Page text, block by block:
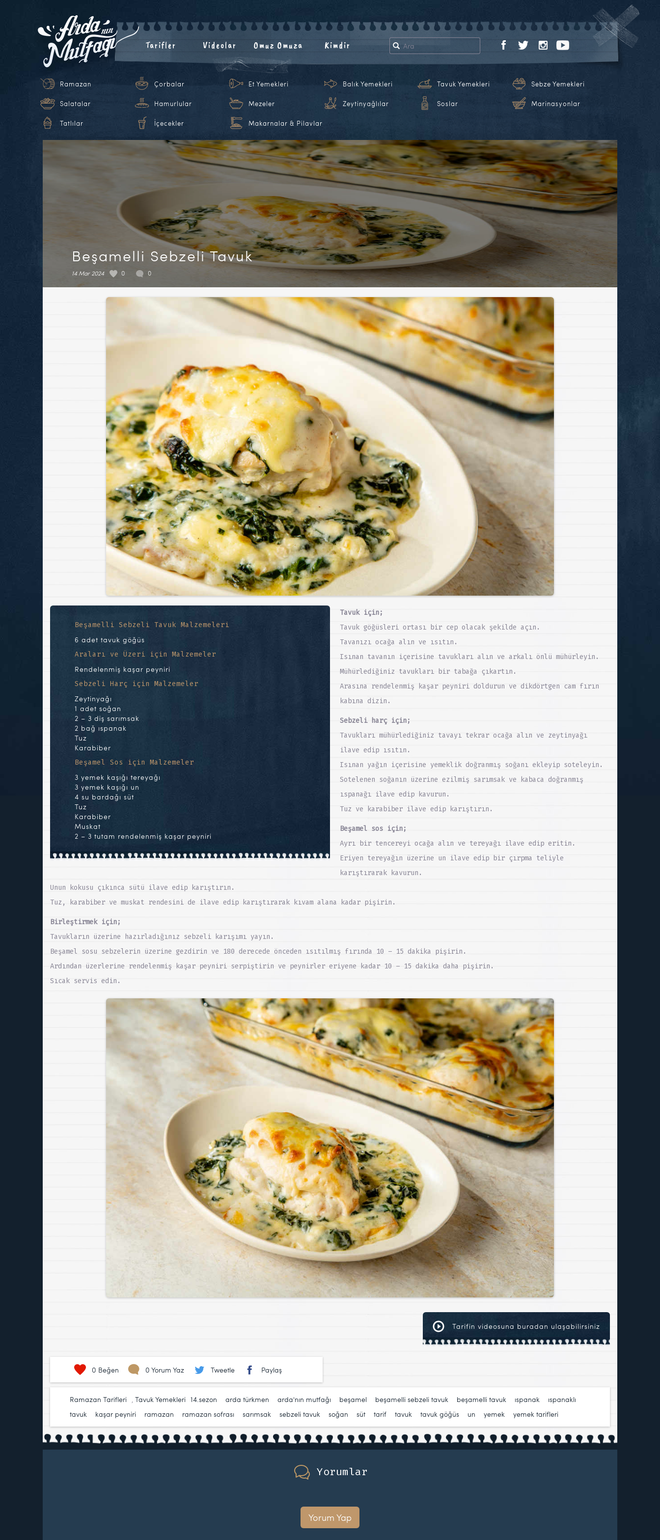
Tarifler Videolar Omuz Omuza Kimdir
Ramazan Çorbalar Et Yemekleri Balık Yemekleri Tavuk Yemekleri Sebze Yemekleri
Salatalar Hamurlular Mezeler Zeytinyağlılar Soslar Marinasyonlar
Tatlılar İçecekler Makarnalar & Pilavlar
Beşamelli Sebzeli Tavuk
14 Mar 2024 0 0
Beşamelli Sebzeli Tavuk Malzemeleri
6 adet tavuk göğüs
Araları ve Üzeri için Malzemeler
Rendelenmiş kaşar peyniri
Sebzeli Harç için Malzemeler
Zeytinyağı
1 adet soğan
2 – 3 diş sarımsak
2 bağ ıspanak
Tuz
Karabiber
Beşamel Sos için Malzemeler
3 yemek kaşığı tereyağı
3 yemek kaşığı un
4 su bardağı süt
Tuz
Karabiber
Muskat
2 – 3 tutam rendelenmiş kaşar peyniri
Tavuk için;
Tavuk göğüsleri ortası bir cep olacak şekilde açın.
Tavanızı ocağa alın ve ısıtın.
Isınan tavanın içerisine tavukları alın ve arkalı önlü mühürleyin.
Mühürlediğiniz tavukları bir tabağa çıkartın.
Arasına rendelenmiş kaşar peyniri doldurun ve dikdörtgen cam fırın
kabına dizin.
Sebzeli harç için;
Tavukları mühürlediğiniz tavayı tekrar ocağa alın ve zeytinyağı
ilave edip ısıtın.
Isınan yağın içerisine yemeklik doğranmış soğanı ekleyip soteleyin.
Sotelenen soğanın üzerine ezilmiş sarımsak ve kabaca doğranmış
ıspanağı ilave edip kavurun.
Tuz ve karabiber ilave edip karıştırın.
Beşamel sos için;
Ayrı bir tencereyi ocağa alın ve tereyağı ilave edip eritin.
Eriyen tereyağın üzerine un ilave edip bir çırpma teliyle
karıştırarak kavurun.
Unun kokusu çıkınca sütü ilave edip karıştırın.
Tuz, karabiber ve muskat rendesini de ilave edip karıştırarak kıvam alana kadar pişirin.
Birleştirmek için;
Tavukların üzerine hazırladığınız sebzeli karışımı yayın.
Beşamel sosu sebzelerin üzerine gezdirin ve 180 derecede önceden ısıtılmış fırında 10 – 15 dakika pişirin.
Ardından üzerlerine rendelenmiş kaşar peyniri serpiştirin ve peynirler eriyene kadar 10 – 15 dakika daha pişirin.
Sıcak servis edin.
Tarifin videosuna buradan ulaşabilirsiniz
0 Beğen 0 Yorum Yaz Tweetle Paylaş
Ramazan Tarifleri Tavuk Yemekleri 14.sezon arda türkmen arda'nın mutfağı beşamel beşamelli sebzeli tavuk beşamelli tavuk ıspanak
ıspanaklı
tavuk
kaşar peyniri ramazan ramazan sofrası sarımsak sebzeli tavuk soğan süt tarif tavuk tavuk göğüs un yemek yemek tarifleri
Yorumlar
Yorum Yap